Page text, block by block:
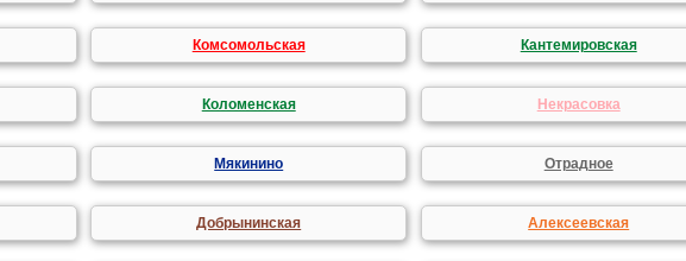
Комсомольская Кантемировская
Коломенская Некрасовка
Мякинино Отрадное
Добрынинская Алексеевская